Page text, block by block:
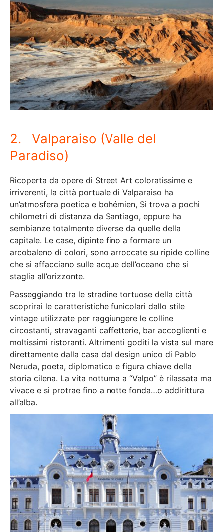
2. Valparaiso (Valle del
Paradiso)
Ricoperta da opere di Street Art coloratissime e
irriverenti, la città portuale di Valparaiso ha
un’atmosfera poetica e bohémien, Si trova a pochi
chilometri di distanza da Santiago, eppure ha
sembianze totalmente diverse da quelle della
capitale. Le case, dipinte fino a formare un
arcobaleno di colori, sono arroccate su ripide colline
che si affacciano sulle acque dell’oceano che si
staglia all’orizzonte.
Passeggiando tra le stradine tortuose della città
scoprirai le caratteristiche funicolari dallo stile
vintage utilizzate per raggiungere le colline
circostanti, stravaganti caffetterie, bar accoglienti e
moltissimi ristoranti. Altrimenti goditi la vista sul mare
direttamente dalla casa dal design unico di Pablo
Neruda, poeta, diplomatico e figura chiave della
storia cilena. La vita notturna a “Valpo” è rilassata ma
vivace e si protrae fino a notte fonda…o addirittura
all’alba.